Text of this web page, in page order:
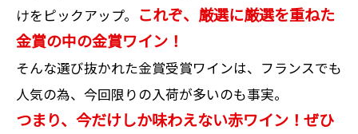
けをピックアップ。 これぞ、厳選に厳選を重ねた
金賞の中の金賞ワイン！
そんな選び抜かれた金賞受賞ワインは、フランスでも
人気の為、今回限りの入荷が多いのも事実。
つまり、今だけしか味わえない赤ワイン！ぜひ